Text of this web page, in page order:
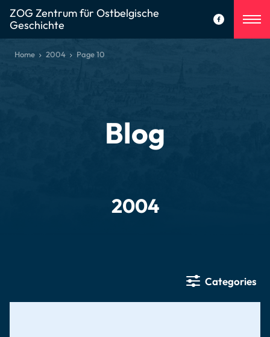
ZOG Zentrum für Ostbelgische
Geschichte
Home 2004 Page 10
Blog
2004
Categories